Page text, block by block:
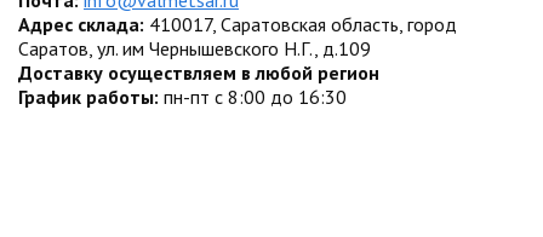
Адрес склада: 410017, Саратовская область, город
Саратов, ул. им Чернышевского Н.Г., д.109
Доставку осуществляем в любой регион
График работы: пн-пт с 8:00 до 16:30